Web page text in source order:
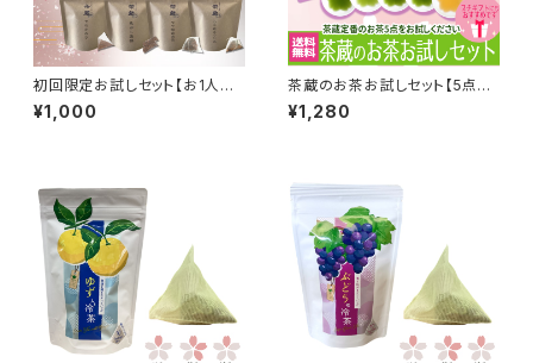
初回限定お試しセット【お1人様
１回限り】
¥1,000
茶蔵のお茶お試しセット【5点ま
で送料無料】
¥1,280